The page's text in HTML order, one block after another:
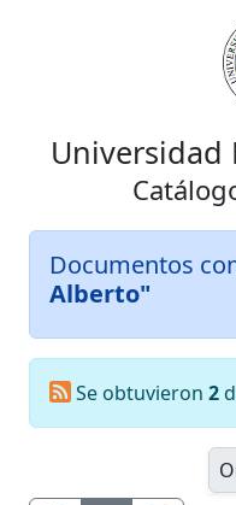
Universidad
Documentos
Alberto"
Se obtuvieron 2